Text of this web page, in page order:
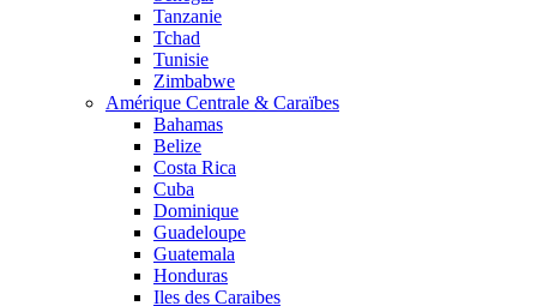
Tanzanie
Tchad
Tunisie
Zimbabwe
Amérique Centrale & Caraïbes
Bahamas
Belize
Costa Rica
Cuba
Dominique
Guadeloupe
Guatemala
Honduras
Iles des Caraibes